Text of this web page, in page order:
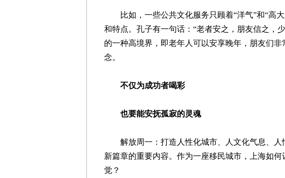
比如，一些公共文化服务只顾着“洋气”和“高大
和特点。孔子有一句话：“老者安之，朋友信之，
的一种高境界，即老年人可以安享晚年，朋友们
念。
不仅为成功者喝彩
也要能安抚孤寂的灵魂
解放周一：打造人性化城市、人文化气息、
新篇章的重要内容。作为一座移民城市，上海如
觉？